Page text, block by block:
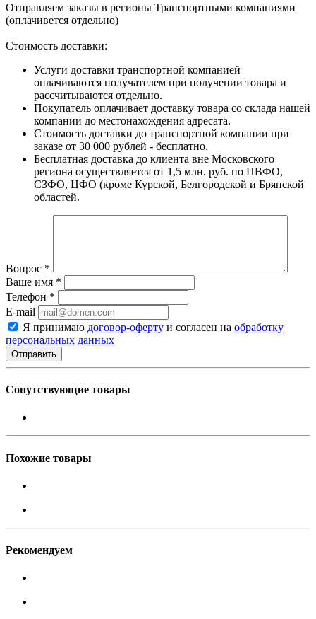
Отправляем заказы в регионы Транспортными компаниями
(оплачивется отдельно)
Стоимость доставки:
Услуги доставки транспортной компанией
оплачиваются получателем при получении товара и
рассчитываются отдельно.
Покупатель оплачивает доставку товара со склада нашей
компании до местонахождения адресата.
Стоимость доставки до транспортной компании при
заказе от 30 000 рублей - бесплатно.
Бесплатная доставка до клиента вне Московского
региона осуществляется от 1,5 млн. руб. по ПВФО,
СЗФО, ЦФО (кроме Курской, Белгородской и Брянской
областей.
Вопрос *
Ваше имя *
Телефон *
E-mail
Я принимаю договор-оферту и согласен на обработку
персональных данных
Сопутствующие товары
Похожие товары
Рекомендуем